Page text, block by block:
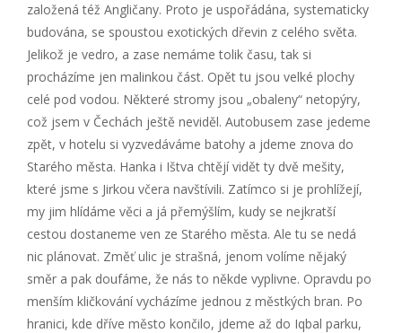
založená též Angličany. Proto je uspořádána, systematicky
budována, se spoustou exotických dřevin z celého světa.
Jelikož je vedro, a zase nemáme tolik času, tak si
procházíme jen malinkou část. Opět tu jsou velké plochy
celé pod vodou. Některé stromy jsou „obaleny“ netopýry,
což jsem v Čechách ještě neviděl. Autobusem zase jedeme
zpět, v hotelu si vyzvedáváme batohy a jdeme znova do
Starého města. Hanka i Ištva chtějí vidět ty dvě mešity,
které jsme s Jirkou včera navštívili. Zatímco si je prohlížejí,
my jim hlídáme věci a já přemýšlím, kudy se nejkratší
cestou dostaneme ven ze Starého města. Ale tu se nedá
nic plánovat. Změť ulic je strašná, jenom volíme nějaký
směr a pak doufáme, že nás to někde vyplivne. Opravdu po
menším kličkování vycházíme jednou z městkých bran. Po
hranici, kde dříve město končilo, jdeme až do Iqbal parku,